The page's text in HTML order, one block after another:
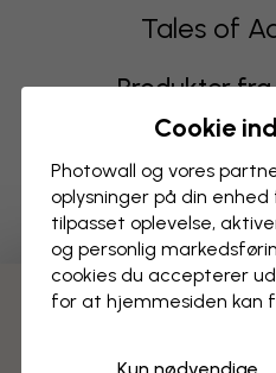
Tales of
Produkter
Uh-oh
rendering this
contact
problem persists.
Cookie
Photowall og vores
oplysninger på din
tilpasset oplevelse,
og personlig
cookies du accepterer
for at hjemmesiden kan